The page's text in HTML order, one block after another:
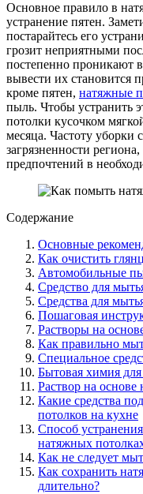
Основное правило в
устранение пятен.
постарайтесь его
грозит неприятными
постепенно проникают
вывести их становится
кроме пятен, натяжные
пыль. Чтобы устранить
потолки кусочком
месяца. Частоту уборки
загрязненности
предпочтений в
Содержание
Основные
Как очистить
Автомобильные
Средство для
Средства для
Пошаговая
Растворы на
Как правильно
Специальное
Бытовая химия
Раствор на
Какие средства
потолков на кухне
Способ
натяжных
Как не следует
Как сохранить
длительно?